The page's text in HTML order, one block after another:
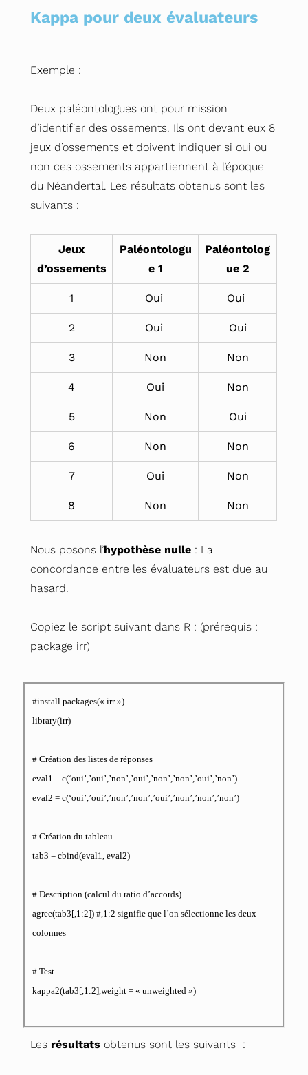
Kappa pour deux évaluateurs
Exemple :
Deux paléontologues ont pour mission
d’identifier des ossements. Ils ont devant eux 8
jeux d’ossements et doivent indiquer si oui ou
non ces ossements appartiennent à l’époque
du Néandertal. Les résultats obtenus sont les
suivants :
Jeux
d’ossements
Paléontologu
e 1
Paléontolog
ue 2
1 Oui Oui
2 Oui Oui
3 Non Non
4 Oui Non
5 Non Oui
6 Non Non
7 Oui Non
8 Non Non
Nous posons l’hypothèse nulle : La
concordance entre les évaluateurs est due au
hasard.
Copiez le script suivant dans R : (prérequis :
package irr)
#install.packages(« irr »)
library(irr)
# Création des listes de réponses
eval1 = c(‘oui’,’oui’,’non’,’oui’,’non’,’non’,’oui’,’non’)
eval2 = c(‘oui’,’oui’,’non’,’non’,’oui’,’non’,’non’,’non’)
# Création du tableau
tab3 = cbind(eval1, eval2)
# Description (calcul du ratio d’accords)
agree(tab3[,1:2]) #,1:2 signifie que l’on sélectionne les deux
colonnes
# Test
kappa2(tab3[,1:2],weight = « unweighted »)
Les résultats obtenus sont les suivants :